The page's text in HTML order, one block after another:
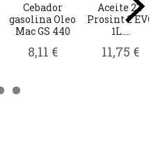
Cebador
gasolina Oleo
Mac GS 440
8,11 €
Aceite 2T
Prosint 2 EVO
1L....
11,75 €